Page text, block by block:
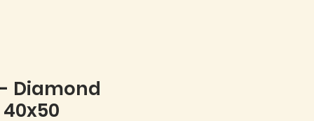
Diamond